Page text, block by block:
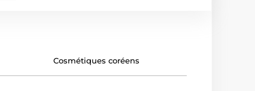
Cosmétiques coréens